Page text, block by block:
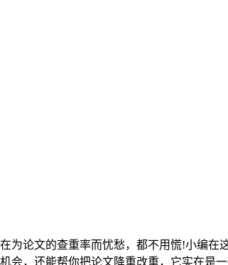
为论文的查重率而忧愁，都不用慌!小编
会，还能帮你把论文降重改重，它实在是